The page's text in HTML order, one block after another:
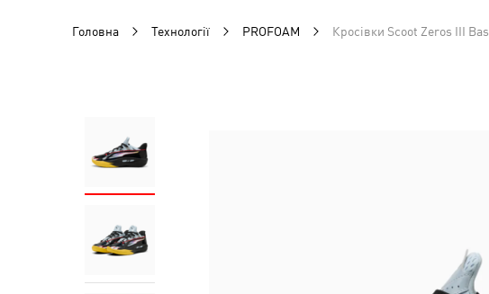
Головна Технології PROFOAM Кросівки Scoot Zeros III